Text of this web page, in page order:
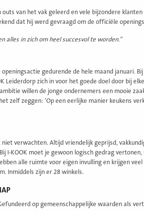
van het vak geleerd en vele bijzondere
dat hij werd gevraagd om de officiële
alles in zich om heel succesvol te worden.”
gedurende de hele maand januari.
Leiderdorp zich in voor het goede doel door bij
willen de jonge ondernemers een mooie
zelf zeggen: ‘Op een eerlijke manier keukens
verwachten. Altijd vriendelijk geprijsd,
I-KOOK moet je gewoon logisch gedrag
alle ruimte voor eigen invulling en krijgen
Inmiddels zijn er 28 winkels.
op gemeenschappelijke waarden als